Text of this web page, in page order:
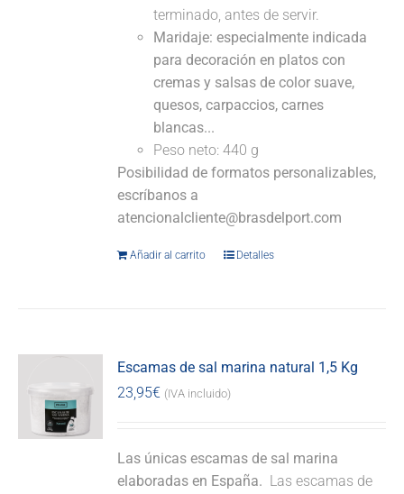
terminado, antes de servir.
Maridaje: especialmente indicada
para decoración en platos con
cremas y salsas de color suave,
quesos, carpaccios, carnes
blancas...
Peso neto: 440 g
Posibilidad de formatos personalizables,
escríbanos a
atencionalcliente@brasdelport.com
Añadir al carrito Detalles
Escamas de sal marina natural 1,5 Kg
23,95€ (IVA incluido)
Las únicas escamas de sal marina
elaboradas en España. Las escamas de